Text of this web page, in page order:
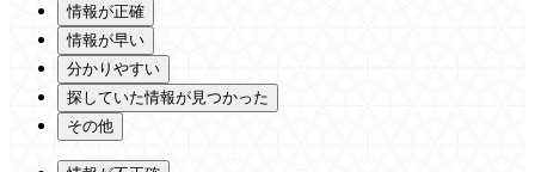
情報が正確
情報が早い
分かりやすい
探していた情報が見つかった
その他